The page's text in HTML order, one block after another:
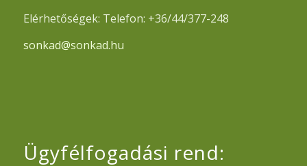
Elérhetőségek: Telefon: +36/44/377-248
sonkad@sonkad.hu
Ügyfélfogadási rend: